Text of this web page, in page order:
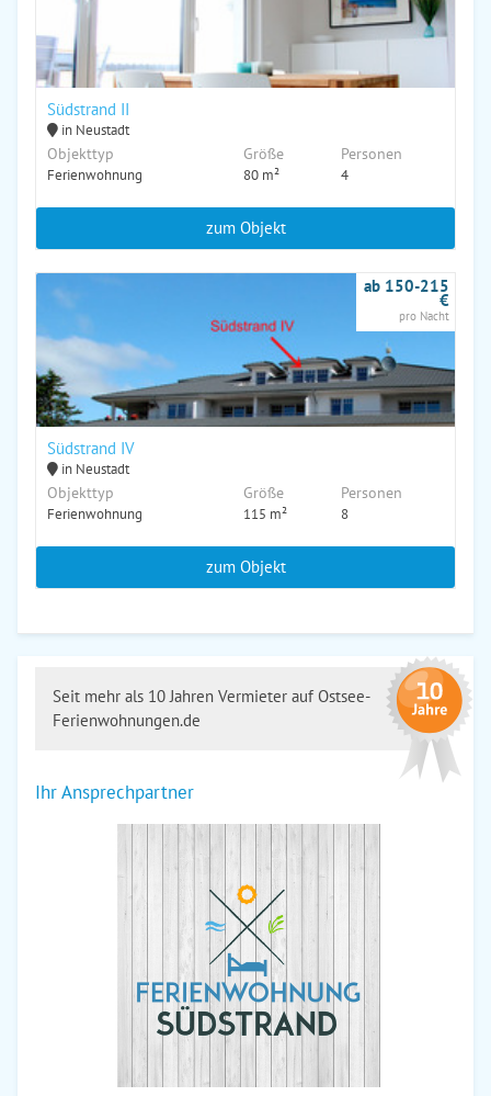
Südstrand II
in Neustadt
Objekttyp
Ferienwohnung
Größe
80 m²
Personen
4
zum Objekt
Südstrand IV
in Neustadt
Objekttyp
Ferienwohnung
Größe
115 m²
Personen
8
ab 150-215
€
pro Nacht
zum Objekt
Seit mehr als 10 Jahren Vermieter auf Ostsee-
Ferienwohnungen.de
Ihr Ansprechpartner